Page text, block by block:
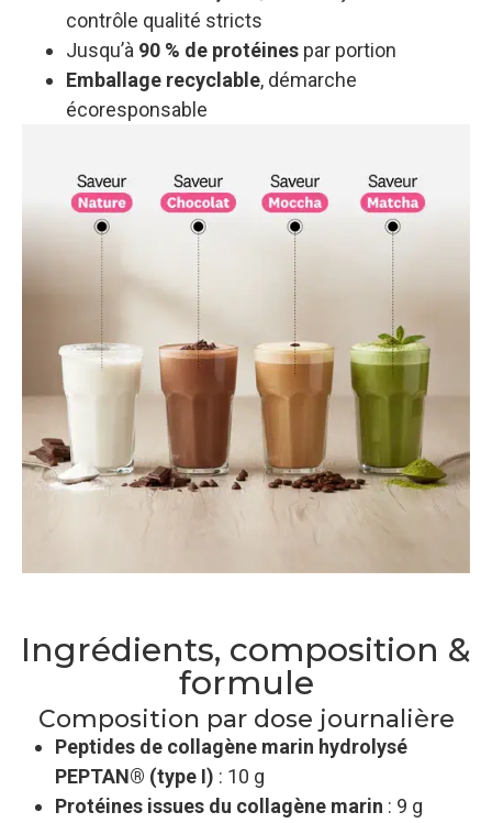
contrôle qualité stricts
Jusqu’à 90 % de protéines par portion
Emballage recyclable, démarche
écoresponsable
Ingrédients, composition &
formule
Composition par dose journalière
Peptides de collagène marin hydrolysé
PEPTAN® (type I) : 10 g
Protéines issues du collagène marin : 9 g